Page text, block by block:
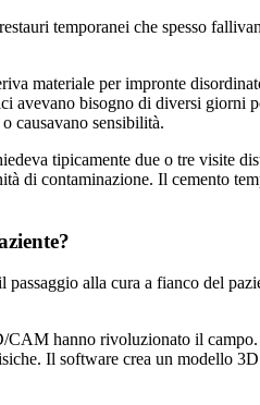
temporanei che spesso
materiale per impronte
bisogno di diversi giorni
causavano sensibilità.
tipicamente due o tre visite
di contaminazione. Il cemento
alla cura a fianco del
hanno rivoluzionato il
Il software crea un modello